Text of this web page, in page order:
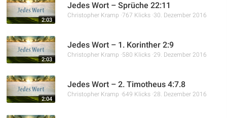
2:03
Jedes Wort – Sprüche 22:11
Christopher Kramp 767 Klicks 30. Dezember 2016
2:03
Jedes Wort – 1. Korinther 2:9
Christopher Kramp 580 Klicks 29. Dezember 2016
2:04
Jedes Wort – 2. Timotheus 4:7.8
Christopher Kramp 649 Klicks 28. Dezember 2016